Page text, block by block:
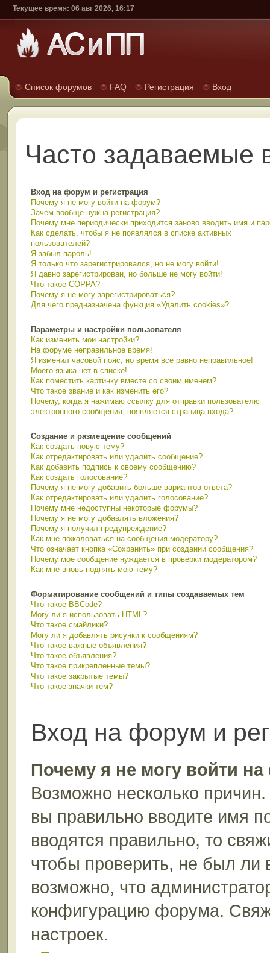
Текущее время: 06 авг 2026, 16:17
Список форумов FAQ Регистрация Вход
Часто задаваемые
Вход на форум и регистрация
Почему я не могу войти на форум?
Зачем вообще нужна регистрация?
Почему мне периодически приходится заново вводить имя и
Как сделать, чтобы я не появлялся в списке активных
пользователей?
Я забыл пароль!
Я только что зарегистрировался, но не могу войти!
Я давно зарегистрирован, но больше не могу войти!
Что такое COPPA?
Почему я не могу зарегистрироваться?
Для чего предназначена функция «Удалить cookies»?
Параметры и настройки пользователя
Как изменить мои настройки?
На форуме неправильное время!
Я изменил часовой пояс, но время все равно неправильное!
Моего языка нет в списке!
Как поместить картинку вместе со своим именем?
Что такое звание и как изменить его?
Почему, когда я нажимаю ссылку для отправки пользователю
электронного сообщения, появляется страница входа?
Создание и размещение сообщений
Как создать новую тему?
Как отредактировать или удалить сообщение?
Как добавить подпись к своему сообщению?
Как создать голосование?
Почему я не могу добавить больше вариантов ответа?
Как отредактировать или удалить голосование?
Почему мне недоступны некоторые форумы?
Почему я не могу добавлять вложения?
Почему я получил предупреждение?
Как мне пожаловаться на сообщения модератору?
Что означает кнопка «Сохранить» при создании сообщения?
Почему мое сообщение нуждается в проверки модератором?
Как мне вновь поднять мою тему?
Форматирование сообщений и типы создаваемых тем
Что такое BBCode?
Могу ли я использовать HTML?
Что такое смайлики?
Могу ли я добавлять рисунки к сообщениям?
Что такое важные объявления?
Что такое объявления?
Что такое прикрепленные темы?
Что такое закрытые темы?
Что такое значки тем?
Вход на форум и
Почему я не могу войти
Возможно несколько
вы правильно вводите имя
вводятся правильно, то
чтобы проверить, не был ли
возможно, что
конфигурацию форума.
настроек.